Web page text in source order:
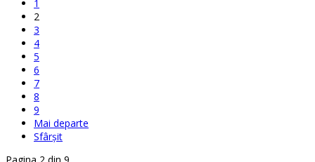
1
2
3
4
5
6
7
8
9
Mai departe
Sfârșit